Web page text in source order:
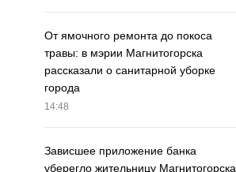
От ямочного ремонта до покоса
травы: в мэрии Магнитогорска
рассказали о санитарной уборке
города
14:48
Зависшее приложение банка
уберегло жительницу Магнитогорска